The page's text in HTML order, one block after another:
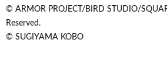
© ARMOR PROJECT/BIRD STUDIO/
Reserved.
© SUGIYAMA KOBO